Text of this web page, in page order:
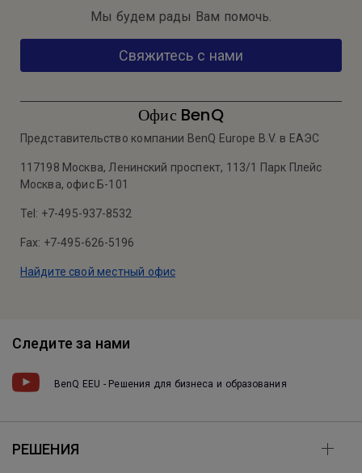
Мы будем рады Вам помочь.
Свяжитесь с нами
Офис BenQ
Представительство компании BenQ Europe B.V. в ЕАЭС
117198 Москва, Ленинский проспект, 113/1 Парк Плейс
Москва, офис Б-101
Tel: +7-495-937-8532
Fax: +7-495-626-5196
Найдите свой местный офис
Следите за нами
BenQ EEU - Решения для бизнеса и образования
РЕШЕНИЯ